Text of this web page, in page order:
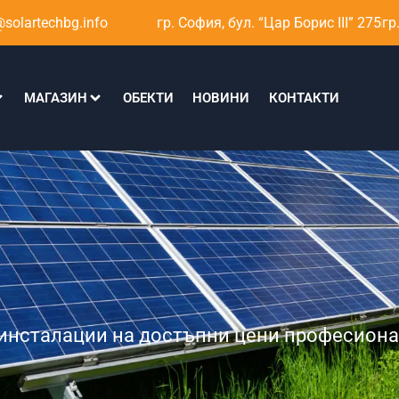
гр. София, бул. “Цар Борис III” 275
МАГАЗИН ОБЕКТИ НОВИНИ КОНТАКТИ
на достъпни цени